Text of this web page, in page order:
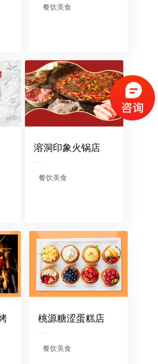
机扫码观看课程）
餐饮美食
溶洞印象火锅店
餐饮美食
桃源糖涩蛋糕店
餐饮美食